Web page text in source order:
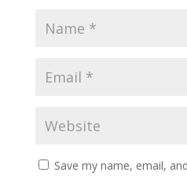
Save my name, email,